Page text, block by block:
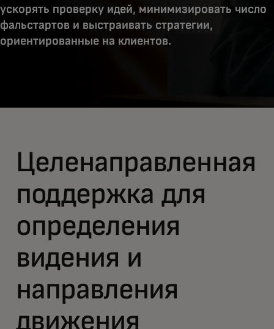
ускорять проверку идей, минимизировать число
фальстартов и выстраивать стратегии,
ориентированные на клиентов.
Целенаправленная
поддержка для
определения
видения и
направления
движения